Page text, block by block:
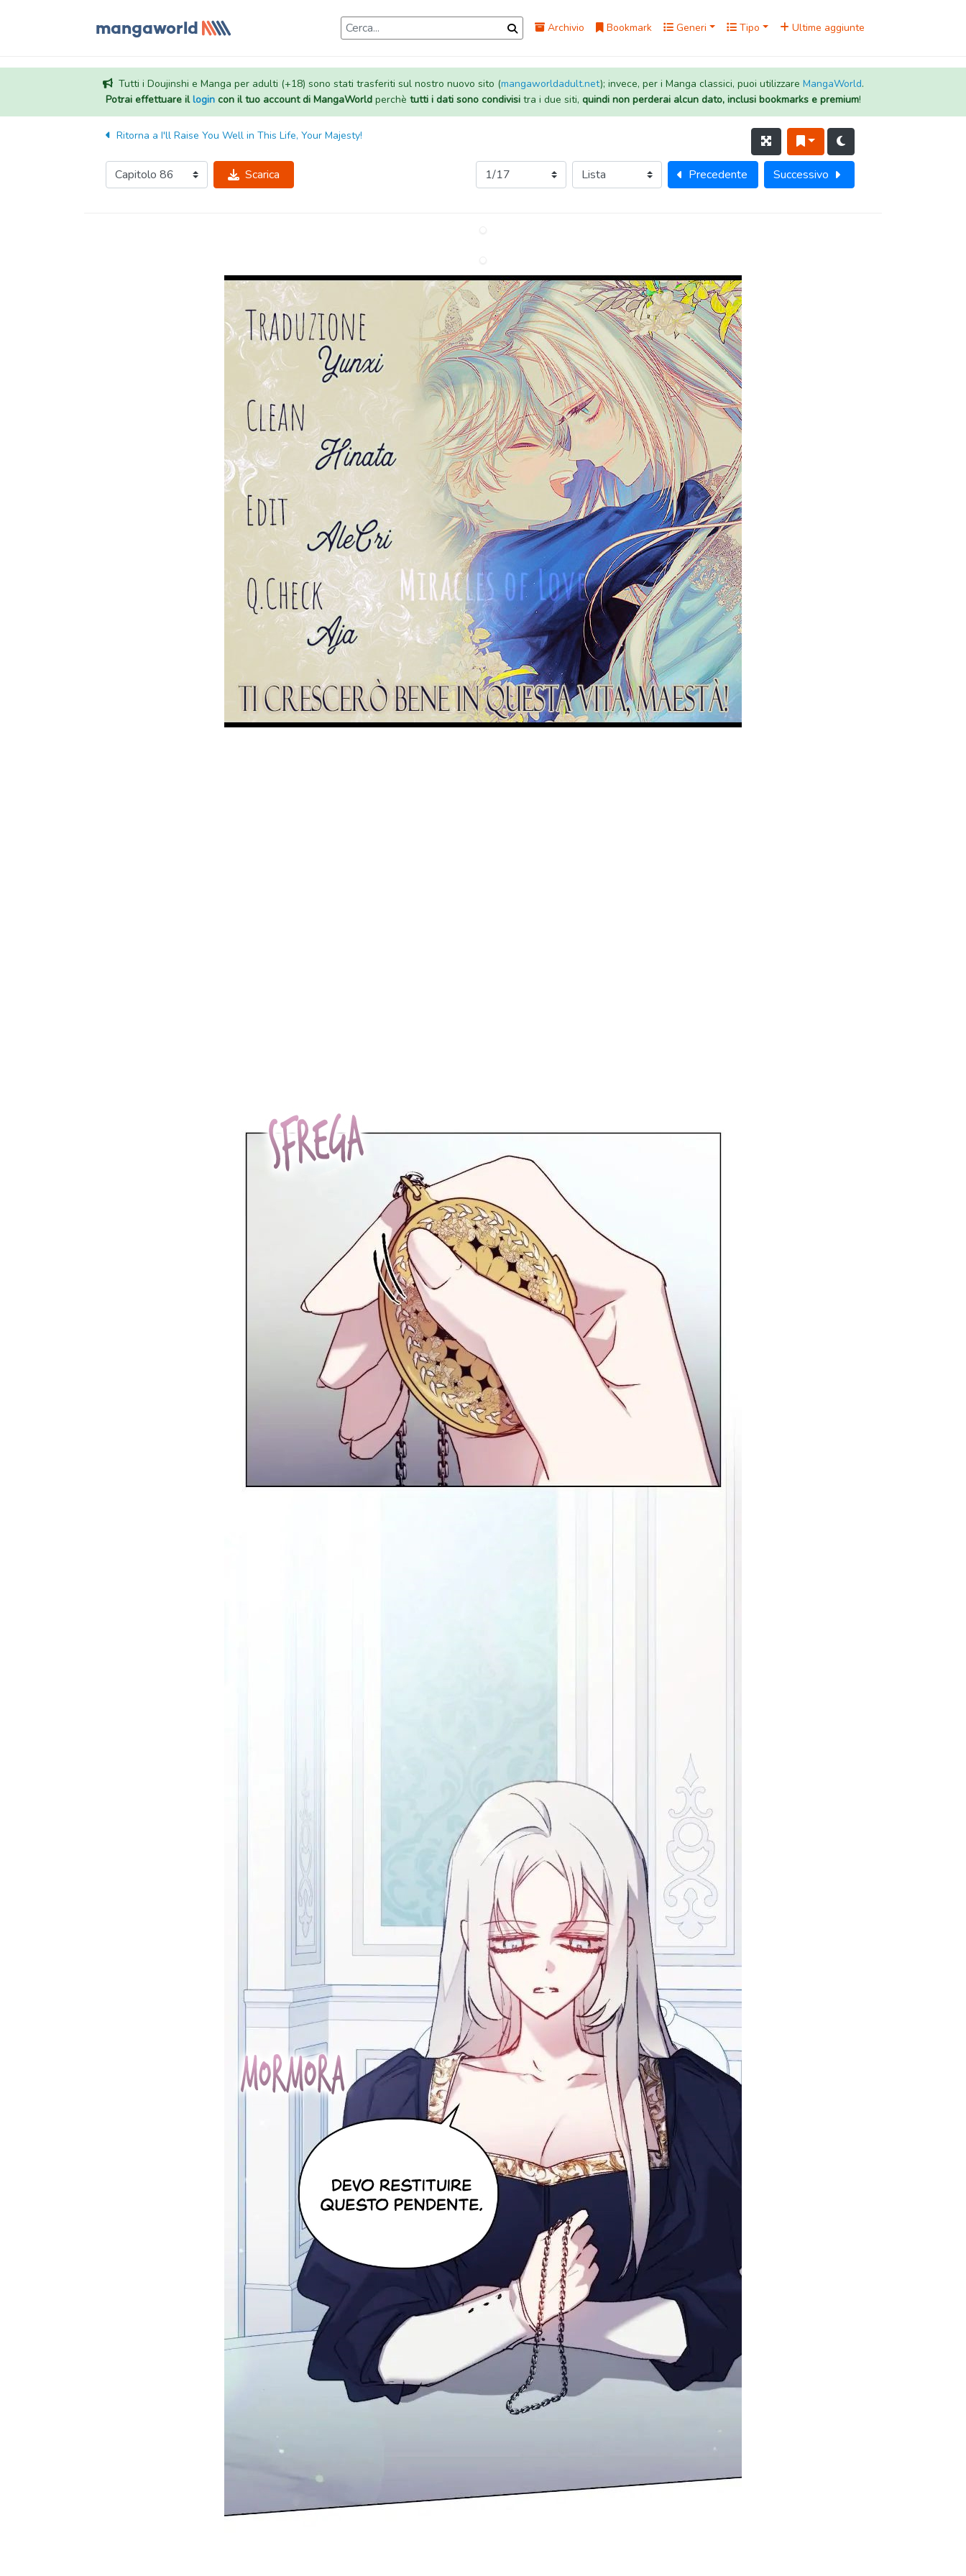
Archivio Bookmark Generi Tipo Ultime aggiunte
Tutti i Doujinshi e Manga per adulti (+18) sono stati trasferiti sul nostro nuovo sito (mangaworldadult.net); invece, per i Manga classici, puoi utilizzare MangaWorld.
Potrai effettuare illogincon il tuo account di MangaWorldperchè tutti i dati sono condivisitra i due siti, quindi non perderai alcun dato, inclusi bookmarks e premium!
Ritorna a I'll Raise You Well in This Life, Your Majesty!
Scarica Precedente Successivo